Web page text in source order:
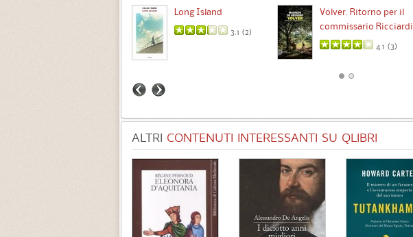
Long Island
3.1 (2)
Volver. Ritorno per il
commissario Ricciardi
4.1 (3)
ALTRI CONTENUTI INTERESSANTI SU QLIBRI